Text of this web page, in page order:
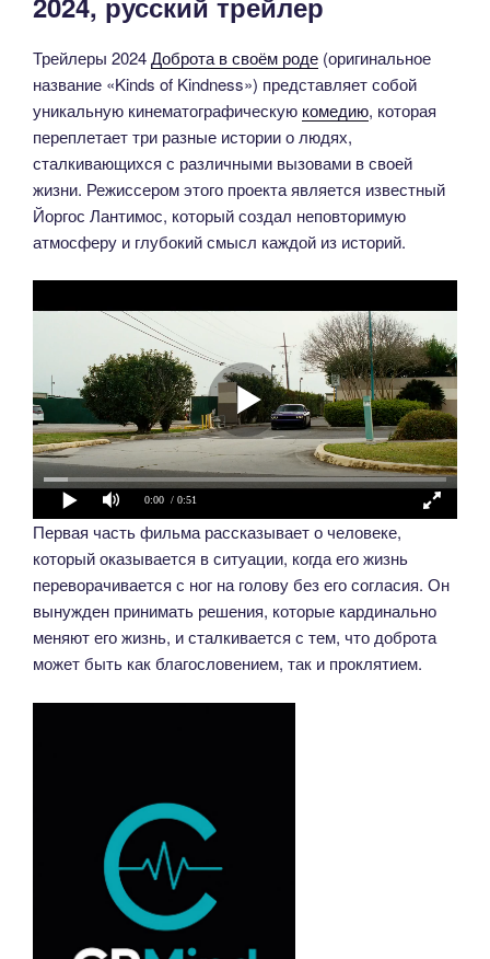
Трейлеры 2024Доброта в своём роде (оригинальное
название «Kinds of Kindness») представляет собой
уникальную кинематографическую комедию, которая
переплетает три разные истории о людях,
сталкивающихся с различными вызовами в своей
жизни. Режиссером этого проекта является известный
Йоргос Лантимос, который создал неповторимую
атмосферу и глубокий смысл каждой из историй.
0:00 / 0:51
Первая часть фильма рассказывает о человеке,
который оказывается в ситуации, когда его жизнь
переворачивается с ног на голову без его согласия. Он
вынужден принимать решения, которые кардинально
меняют его жизнь, и сталкивается с тем, что доброта
может быть как благословением, так и проклятием.